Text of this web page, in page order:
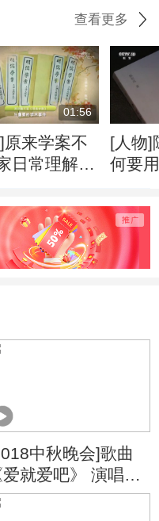
查看更多
01:56
原来学案不
日常理解的
[人物]
何要
中秋晚会]歌曲
爱就爱吧》 演唱：
芸